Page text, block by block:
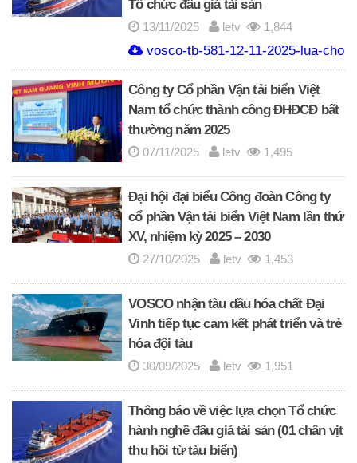
Tổ chức đấu giá tài sản
13/11/2025 letv 1,844
vosco-tb-581-12-11-2025-lua-
Công ty Cổ phần Vận tải biển Việt
Nam tổ chức thành công ĐHĐCĐ bất
thường năm 2025
07/11/2025 letv 1,495
Đại hội đại biểu Công đoàn Công ty
cổ phần Vận tải biển Việt Nam lần thứ
XV, nhiệm kỳ 2025 – 2030
27/10/2025 letv 1,453
VOSCO nhận tàu dầu hóa chất Đại
Vinh tiếp tục cam kết phát triển và trẻ
hóa đội tàu
30/09/2025 letv 1,951
Thông báo về việc lựa chọn Tổ chức
hành nghề đấu giá tài sản (01 chân vịt
thu hồi từ tàu biển)